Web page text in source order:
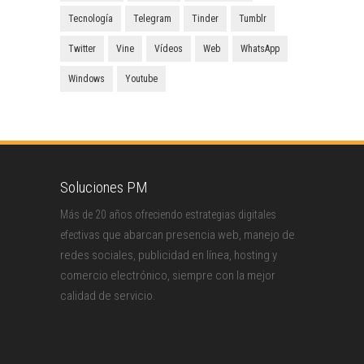
Tecnología Telegram Tinder Tumblr
Twitter Vine Vídeos Web WhatsApp
Windows Youtube
Soluciones PM
Más de 20 años ofreciendo estrategias digitales
efectivas que abarcan presencia web, manejo de
redes sociales, publicidad en línea, hosting y
comercio electrónico, siempre con la mejor
calidad de servicio.